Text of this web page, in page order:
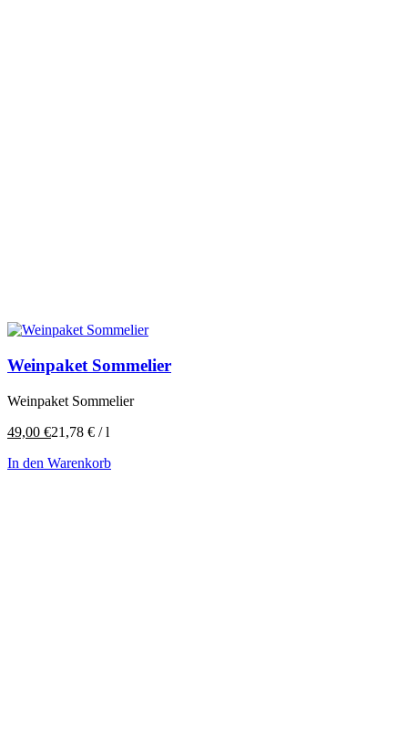
Weinpaket Sommelier
Weinpaket Sommelier
49,00 €21,78 € /l
In den Warenkorb